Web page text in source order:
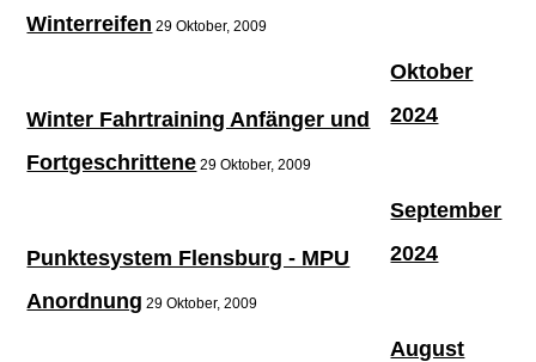
Winterreifen 29 Oktober, 2009
Winter Fahrtraining Anfänger und
Fortgeschrittene 29 Oktober, 2009
Punktesystem Flensburg - MPU
Anordnung 29 Oktober, 2009
Oktober
2024
September
2024
August